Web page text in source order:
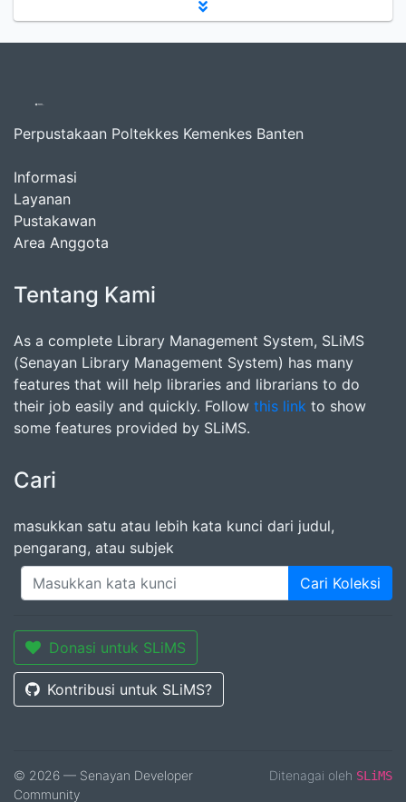
Perpustakaan Poltekkes Kemenkes Banten
Informasi
Layanan
Pustakawan
Area Anggota
Tentang Kami
As a complete Library Management System, SLiMS
(Senayan Library Management System) has many
features that will help libraries and librarians to do
their job easily and quickly. Follow this link to show
some features provided by SLiMS.
Cari
masukkan satu atau lebih kata kunci dari judul,
pengarang, atau subjek
Cari Koleksi
Donasi untuk SLiMS
Kontribusi untuk SLiMS?
© 2026 — Senayan Developer
Community
Ditenagai oleh SLiMS